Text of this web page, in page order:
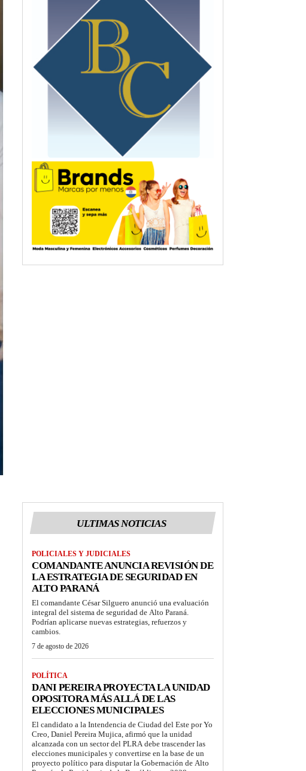
ULTIMAS NOTICIAS
POLICIALES Y JUDICIALES
COMANDANTE ANUNCIA REVISIÓN DE
LA ESTRATEGIA DE SEGURIDAD EN
ALTO PARANÁ
El comandante César Silguero anunció una evaluación
integral del sistema de seguridad de Alto Paraná.
Podrían aplicarse nuevas estrategias, refuerzos y
cambios.
7 de agosto de 2026
POLÍTICA
DANI PEREIRA PROYECTA LA UNIDAD
OPOSITORA MÁS ALLÁ DE LAS
ELECCIONES MUNICIPALES
El candidato a la Intendencia de Ciudad del Este por Yo
Creo, Daniel Pereira Mujica, afirmó que la unidad
alcanzada con un sector del PLRA debe trascender las
elecciones municipales y convertirse en la base de un
proyecto político para disputar la Gobernación de Alto